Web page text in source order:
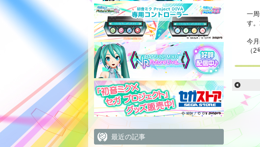
一
す
今
（2
最近の記事